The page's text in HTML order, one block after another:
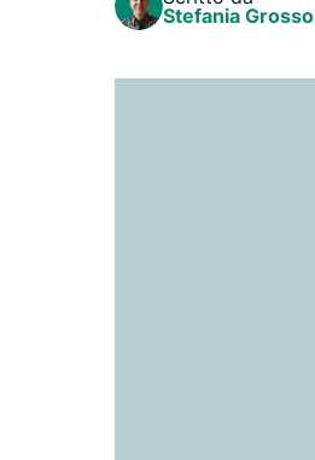
Stefania Grosso